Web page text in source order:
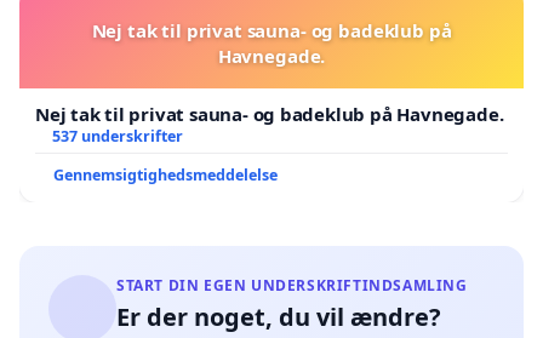
Nej tak til privat sauna- og badeklub på
Havnegade.
Nej tak til privat sauna- og badeklub på Havnegade.
537 underskrifter
Gennemsigtighedsmeddelelse
START DIN EGEN UNDERSKRIFTINDSAMLING
Er der noget, du vil ændre?